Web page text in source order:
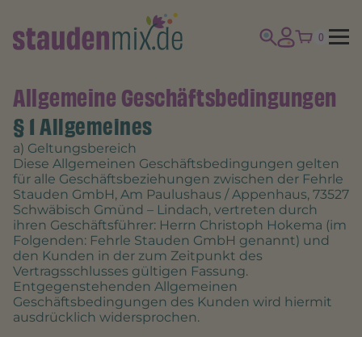
0
Allgemeine Geschäftsbedingungen
§ 1 Allgemeines
a) Geltungsbereich
Diese Allgemeinen Geschäftsbedingungen gelten
für alle Geschäftsbeziehungen zwischen der Fehrle
Stauden GmbH, Am Paulushaus / Appenhaus, 73527
Schwäbisch Gmünd – Lindach, vertreten durch
ihren Geschäftsführer: Herrn Christoph Hokema (im
Folgenden: Fehrle Stauden GmbH genannt) und
den Kunden in der zum Zeitpunkt des
Vertragsschlusses gültigen Fassung.
Entgegenstehenden Allgemeinen
Geschäftsbedingungen des Kunden wird hiermit
ausdrücklich widersprochen.